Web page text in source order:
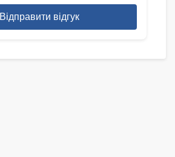
Відправити відгук